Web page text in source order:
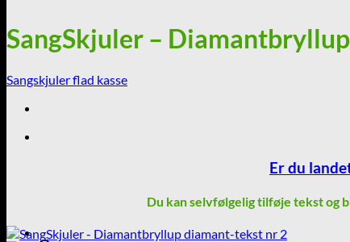
SangSkjuler –
Sangskjuler flad kasse
Er du
Du kan selvfølgelig tilføje tekst og